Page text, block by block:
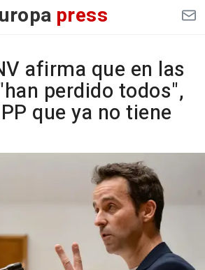
press
afirma que en las
perdido todos",
que ya no tiene